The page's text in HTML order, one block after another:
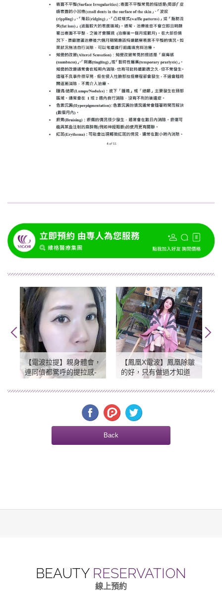
【電波拉提】親身體會，
連同儕都驚呼的提拉感-
【鳳凰X電波】鳳凰除皺
的好，只有做過才知道
Back
BEAUTY RESERVATION
線上預約